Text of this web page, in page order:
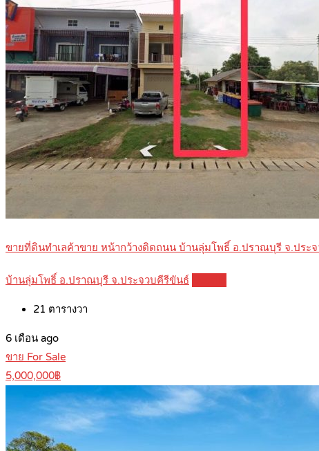
ขายที่ดินทำเลค้าขาย หน้ากว้างติดถนน บ้านลุ่มโพธิ์ อ.ปราณบุรี จ.ประ
บ้านลุ่มโพธิ์ อ.ปราณบุรี จ.ประจวบคีรีขันธ์
21 ตารางวา
6 เดือน ago
ขาย For Sale
5,000,000฿